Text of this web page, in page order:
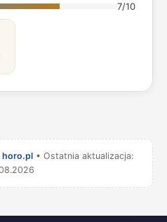
7/10
horo.pl• Ostatnia aktualizacja: